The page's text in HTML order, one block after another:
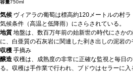
容量750ml
気候 ヴィアラの葡萄は標高約120メートルの村
気候条件（高温と低降雨）にさらされている。
地質 地盤は、数百万年前の始新世の時代にさか
に、白亜質の石灰岩に関連した剥き出しの泥岩の
収穫 手摘み
醸造 収穫は、成熟度の非常に正確な監視と毎日
る。収穫は手作業で行われ、ブドウはセラーに